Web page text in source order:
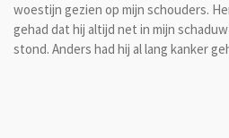
woestijn gezien op mijn schouders.
gehad dat hij altijd net in mijn
stond. Anders had hij al lang kanker